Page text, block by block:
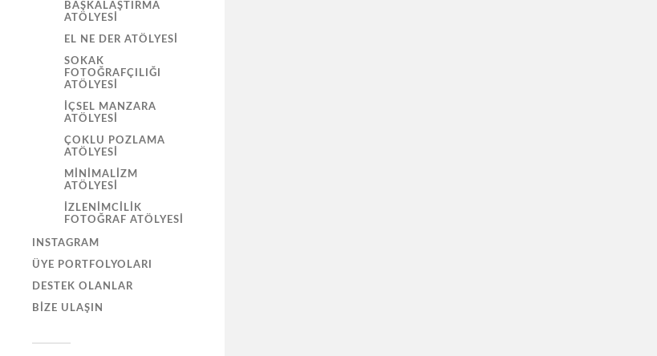
BAŞKALAŞTIRMA
ATÖLYESI
EL NE DER ATÖLYESI
SOKAK
FOTOĞRAFÇILIĞI
ATÖLYESI
İÇSEL MANZARA
ATÖLYESI
ÇOKLU POZLAMA
ATÖLYESI
MINIMALIZM
ATÖLYESI
İZLENIMCILIK
FOTOĞRAF ATÖLYESI
INSTAGRAM
ÜYE PORTFOLYOLARI
DESTEK OLANLAR
BIZE ULAŞIN